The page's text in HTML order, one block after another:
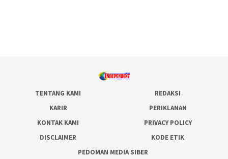
TENTANG KAMI
REDAKSI
KARIR
PERIKLANAN
KONTAK KAMI
PRIVACY POLICY
DISCLAIMER
KODE ETIK
PEDOMAN MEDIA SIBER